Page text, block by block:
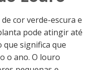
cor verde-escura e
pode atingir até
que significa que
o ano. O louro